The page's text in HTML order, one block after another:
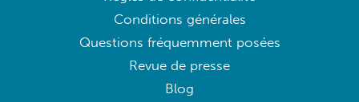
Conditions générales
Questions fréquemment posées
Revue de presse
Blog